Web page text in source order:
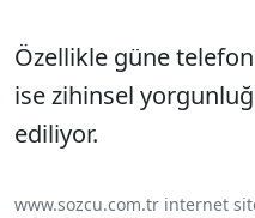
Özellikle güne
ise zihinsel
ediliyor.
www.sozcu.com.tr internet